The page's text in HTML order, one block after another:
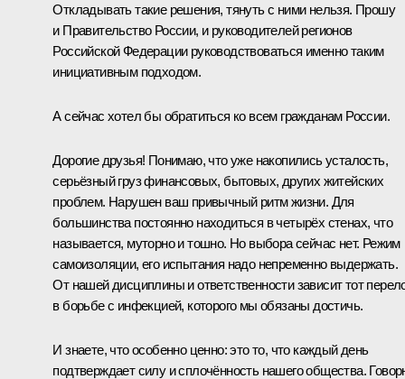
Откладывать такие решения, тянуть с ними нельзя. Прошу
и Правительство России, и руководителей регионов
Российской Федерации руководствоваться именно таким
инициативным подходом.
А сейчас хотел бы обратиться ко всем гражданам России.
Дорогие друзья! Понимаю, что уже накопились усталость,
серьёзный груз финансовых, бытовых, других житейских
проблем. Нарушен ваш привычный ритм жизни. Для
большинства постоянно находиться в четырёх стенах, что
называется, муторно и тошно. Но выбора сейчас нет. Режим
самоизоляции, его испытания надо непременно выдержать.
От нашей дисциплины и ответственности зависит тот
в борьбе с инфекцией, которого мы обязаны достичь.
И знаете, что особенно ценно: это то, что каждый день
подтверждает силу и сплочённость нашего общества.